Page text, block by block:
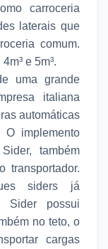
carroceria
laterais que
comum.
e 5m³.
uma grande
italiana
automáticas
O implemento
também
transportador.
siders já
Sider possui
no teto, o
cargas